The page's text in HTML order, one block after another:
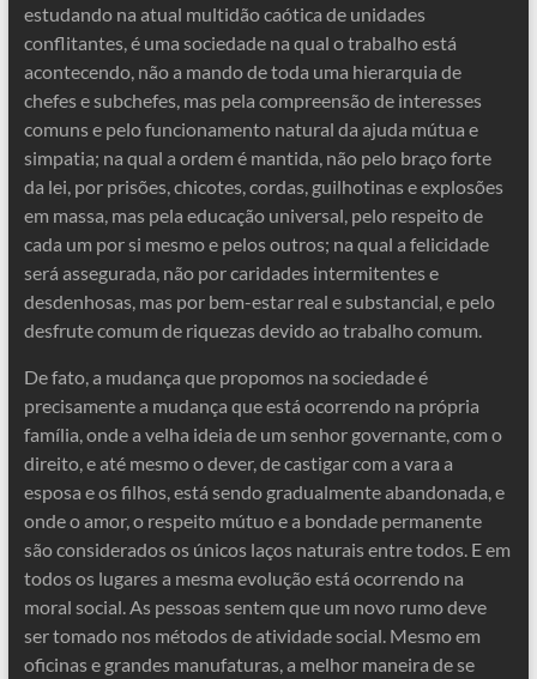
estudando na atual multidão caótica de unidades
conflitantes, é uma sociedade na qual o trabalho está
acontecendo, não a mando de toda uma hierarquia de
chefes e subchefes, mas pela compreensão de interesses
comuns e pelo funcionamento natural da ajuda mútua e
simpatia; na qual a ordem é mantida, não pelo braço forte
da lei, por prisões, chicotes, cordas, guilhotinas e explosões
em massa, mas pela educação universal, pelo respeito de
cada um por si mesmo e pelos outros; na qual a felicidade
será assegurada, não por caridades intermitentes e
desdenhosas, mas por bem-estar real e substancial, e pelo
desfrute comum de riquezas devido ao trabalho comum.
De fato, a mudança que propomos na sociedade é
precisamente a mudança que está ocorrendo na própria
família, onde a velha ideia de um senhor governante, com o
direito, e até mesmo o dever, de castigar com a vara a
esposa e os filhos, está sendo gradualmente abandonada, e
onde o amor, o respeito mútuo e a bondade permanente
são considerados os únicos laços naturais entre todos. E em
todos os lugares a mesma evolução está ocorrendo na
moral social. As pessoas sentem que um novo rumo deve
ser tomado nos métodos de atividade social. Mesmo em
oficinas e grandes manufaturas, a melhor maneira de se